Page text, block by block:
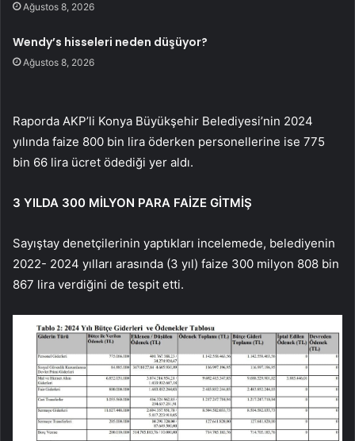
Ağustos 8, 2026
Wendy’s hisseleri neden düşüyor?
Ağustos 8, 2026
Raporda AKP’li Konya Büyükşehir Belediyesi’nin 2024
yılında faize 800 bin lira öderken personellerine ise 775
bin 66 lira ücret ödediği yer aldı.
3 YILDA 300 MİLYON PARA FAİZE GİTMİŞ
Sayıştay denetçilerinin yaptıkları incelemede, belediyenin
2022- 2024 yılları arasında (3 yıl) faize 300 milyon 808 bin
867 lira verdiğini de tespit etti.